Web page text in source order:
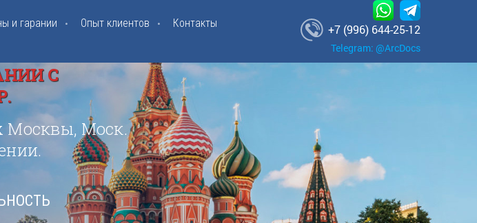
и гарании Опыт клиентов Контакты +7 (996) 644-25-12
Telegram: @ArcDocs
С
Москвы, Моск.